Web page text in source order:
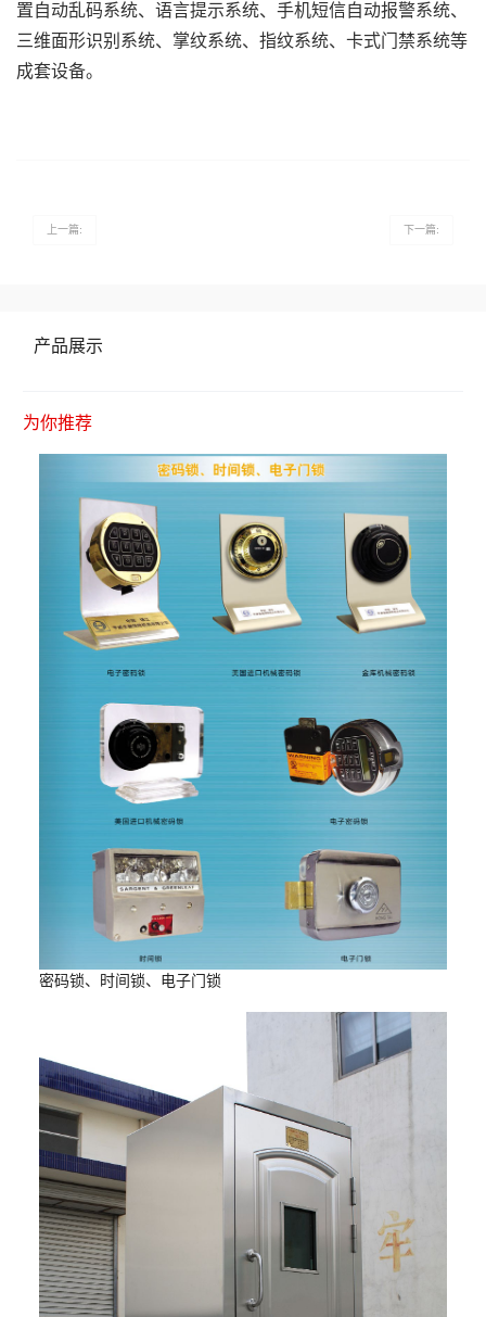
置自动乱码系统、语言提示系统、手机短信自动报警系统、
三维面形识别系统、掌纹系统、指纹系统、卡式门禁系统等
成套设备。
上一篇: 下一篇:
产品展示
为你推荐
密码锁、时间锁、电子门锁